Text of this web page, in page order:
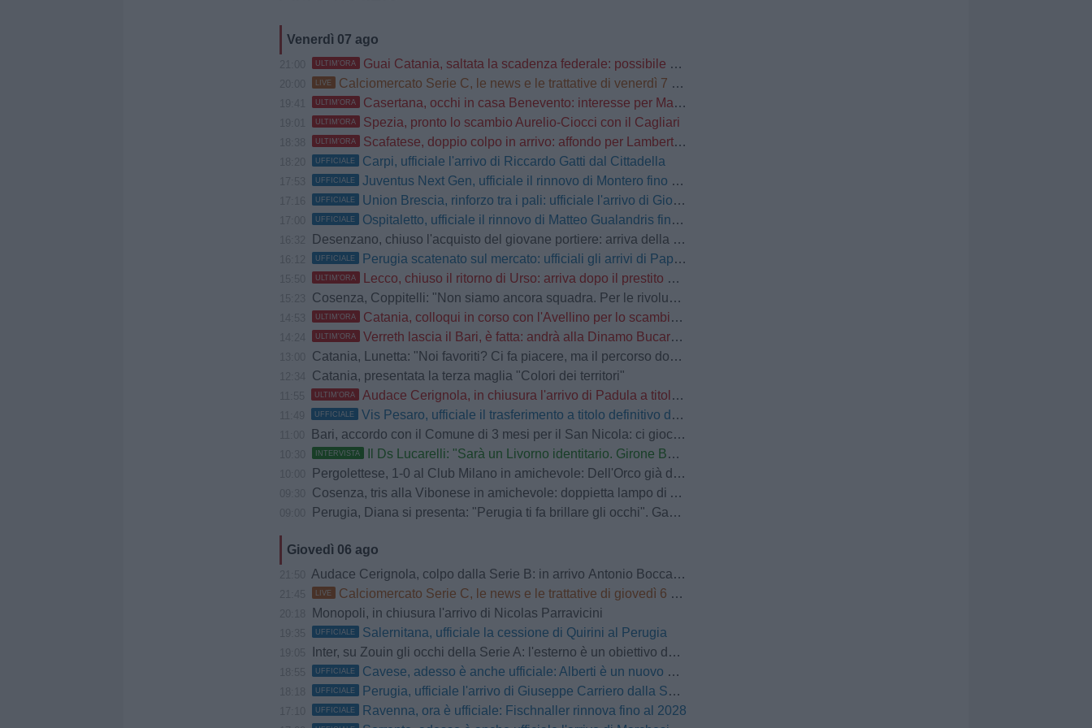
Venerdì 07 ago
ULTIM'ORA Guai Catania, saltata la scadenza federale: possibile penalizzazione in classifica
LIVE Calciomercato Serie C, le news e le trattative di venerdì 7 agosto | LIVE
ULTIM'ORA Casertana, occhi in casa Benevento: interesse per Manconi, Carfora e Mehic
ULTIM'ORA Spezia, pronto lo scambio Aurelio-Ciocci con il Cagliari
ULTIM'ORA Scafatese, doppio colpo in arrivo: affondo per Lamberti e Manzi
UFFICIALE Carpi, ufficiale l'arrivo di Riccardo Gatti dal Cittadella
UFFICIALE Juventus Next Gen, ufficiale il rinnovo di Montero fino al 2028
UFFICIALE Union Brescia, rinforzo tra i pali: ufficiale l'arrivo di Gioele Zacchi
UFFICIALE Ospitaletto, ufficiale il rinnovo di Matteo Gualandris fino al 2028
Desenzano, chiuso l'acquisto del giovane portiere: arriva della Cremonese
UFFICIALE Perugia scatenato sul mercato: ufficiali gli arrivi di Papazov e Conti
ULTIM'ORA Lecco, chiuso il ritorno di Urso: arriva dopo il prestito alla Reggiana
Cosenza, Coppitelli: "Non siamo ancora squadra. Per le rivoluzioni non si attende l'inizio della stagione"
ULTIM'ORA Catania, colloqui in corso con l'Avellino per lo scambio Jimenez-Patierno: i rossazzurri chiedono un conguaglio economico
ULTIM'ORA Verreth lascia il Bari, è fatta: andrà alla Dinamo Bucarest, 200K ai pugliesi
Catania, Lunetta: "Noi favoriti? Ci fa piacere, ma il percorso dobbiamo tracciarlo sul campo"
Catania, presentata la terza maglia "Colori dei territori"
ULTIM'ORA Audace Cerignola, in chiusura l'arrivo di Padula a titolo definitivo
UFFICIALE Vis Pesaro, ufficiale il trasferimento a titolo definitivo di Ascione dal Venezia
Bari, accordo con il Comune di 3 mesi per il San Nicola: ci giocherà anche il Monopoli
INTERVISTA Il Ds Lucarelli: "Sarà un Livorno identitario. Girone B? Equilibrato e difficile"
Pergolettese, 1-0 al Club Milano in amichevole: Dell'Orco già decisivo
Cosenza, tris alla Vibonese in amichevole: doppietta lampo di Achour
Perugia, Diana si presenta: "Perugia ti fa brillare gli occhi". Gaucci: "Un vero conoscitore di calcio"
Giovedì 06 ago
Audace Cerignola, colpo dalla Serie B: in arrivo Antonio Boccadamo dalla Virtus Entella
LIVE Calciomercato Serie C, le news e le trattative di giovedì 6 agosto | LIVE
Monopoli, in chiusura l'arrivo di Nicolas Parravicini
UFFICIALE Salernitana, ufficiale la cessione di Quirini al Perugia
Inter, su Zouin gli occhi della Serie A: l'esterno è un obiettivo del Parma
UFFICIALE Cavese, adesso è anche ufficiale: Alberti è un nuovo attaccante del club
UFFICIALE Perugia, ufficiale l'arrivo di Giuseppe Carriero dalla Salernitana
UFFICIALE Ravenna, ora è ufficiale: Fischnaller rinnova fino al 2028